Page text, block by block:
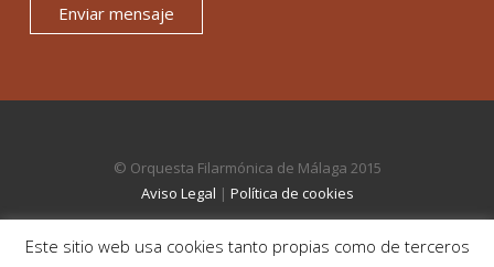
Enviar mensaje
© Orquesta Filarmónica de Málaga 2015
Aviso Legal | Política de cookies
Este sitio web usa cookies tanto propias como de terceros